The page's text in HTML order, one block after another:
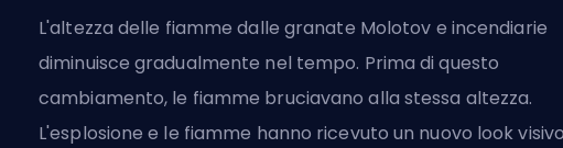
L'altezza delle fiamme dalle granate Molotov e incendiarie
diminuisce gradualmente nel tempo. Prima di questo
cambiamento, le fiamme bruciavano alla stessa altezza.
L'esplosione e le fiamme hanno ricevuto un nuovo look